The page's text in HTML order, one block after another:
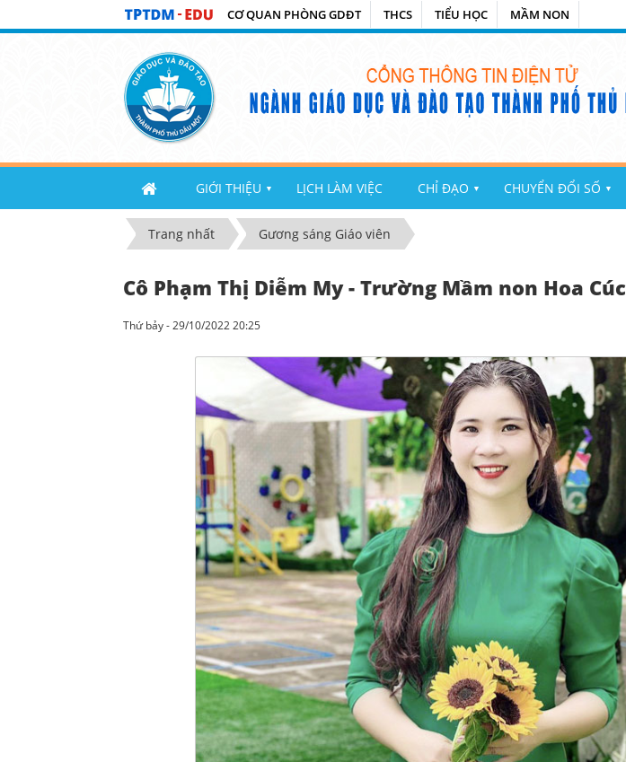
CƠ QUAN PHÒNG GDĐT THCS TIỂU HỌC MẦM NON
GIỚI THIỆU ▼ LỊCH LÀM VIỆC CHỈ ĐẠO ▼ CHUYỂN ĐỔI SỐ ▼
Trang nhất Gương sáng Giáo viên
Cô Phạm Thị Diễm My - Trường Mầm non Hoa Cúc
Thứ bảy - 29/10/2022 20:25